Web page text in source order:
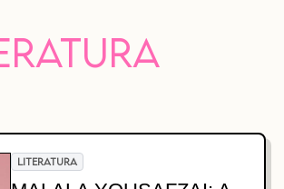
LITERATURA